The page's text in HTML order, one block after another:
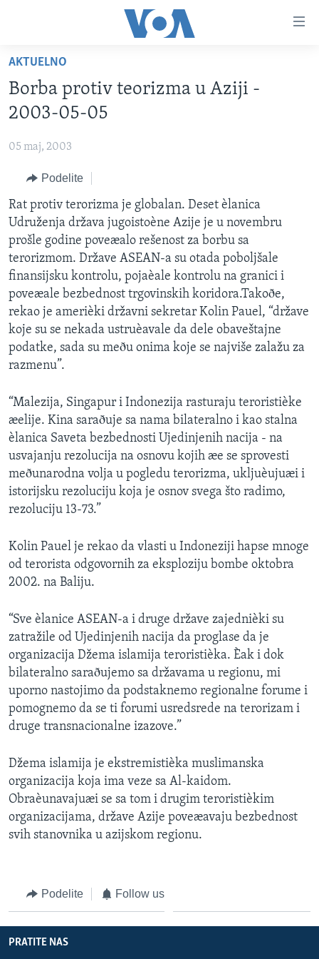
glavni
sadržaj
Idi
na
glavnu
navigaciju
pretragu
NASLOVNA
BALKAN
GLOBALNE TEME
EKONOMIJA
NAUKA I TEHNOLOGIJA
MEDICINA
KULTURA
DRUŠTVO
SPORT
INTERVJU
OTVORENI STUDIO
IZ AMERIKE
PRATITE NAS
Jezici
AKTUELNO
Borba protiv teorizma u Aziji -
2003-05-05
05 maj, 2003
Podelite
Rat protiv terorizma je globalan. Deset èlanica
Udruženja država jugoistoène Azije je u novembru
prošle godine poveæalo rešenost za borbu sa
terorizmom. Države ASEAN-a su otada poboljšale
finansijsku kontrolu, pojaèale kontrolu na granici i
poveæale bezbednost trgovinskih koridora.Takoðe,
rekao je amerièki državni sekretar Kolin Pauel, “države
koje su se nekada ustruèavale da dele obaveštajne
podatke, sada su meðu onima koje se najviše zalažu za
razmenu”.
“Malezija, Singapur i Indonezija rasturaju teroristièke
æelije. Kina saraðuje sa nama bilateralno i kao stalna
èlanica Saveta bezbednosti Ujedinjenih nacija - na
usvajanju rezolucija na osnovu kojih æe se sprovesti
meðunarodna volja u pogledu terorizma, ukljuèujuæi i
istorijsku rezoluciju koja je osnov svega što radimo,
rezoluciju 13-73.”
Kolin Pauel je rekao da vlasti u Indoneziji hapse mnoge
od terorista odgovornih za eksploziju bombe oktobra
2002. na Baliju.
“Sve èlanice ASEAN-a i druge države zajednièki su
zatražile od Ujedinjenih nacija da proglase da je
organizacija Džema islamija teroristièka. Èak i dok
bilateralno saraðujemo sa državama u regionu, mi
uporno nastojimo da podstaknemo regionalne forume i
pomognemo da se ti forumi usredsrede na terorizam i
druge transnacionalne izazove.”
Džema islamija je ekstremistièka muslimanska
organizacija koja ima veze sa Al-kaidom.
Obraèunavajuæi se sa tom i drugim teroristièkim
organizacijama, države Azije poveæavaju bezbednost
svih stanovnika u azijskom regionu.
Podelite Follow us
PRATITE NAS